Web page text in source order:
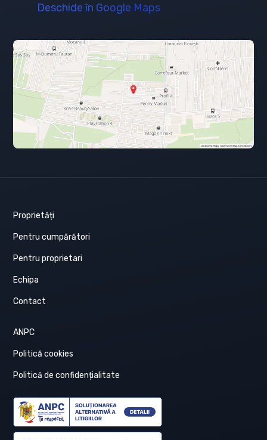
Deschide în Google Maps
Proprietăți
Pentru cumpărători
Pentru proprietari
Echipa
Contact
ANPC
Politică cookies
Politică de confidențialitate